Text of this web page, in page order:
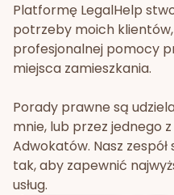
Platformę LegalHelp
potrzeby moich
profesjonalnej pomocy
miejsca zamieszkania.
Porady prawne są
mnie, lub przez jednego
Adwokatów. Nasz
tak, aby zapewnić
usług.